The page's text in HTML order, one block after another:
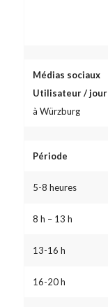
Médias sociaux
Utilisateur / jour
à Würzburg
Période
5-8 heures
8 h – 13 h
13-16 h
16-20 h